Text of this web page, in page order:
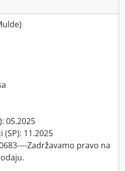
05.2025
11.2025
Zadržavamo pravo na